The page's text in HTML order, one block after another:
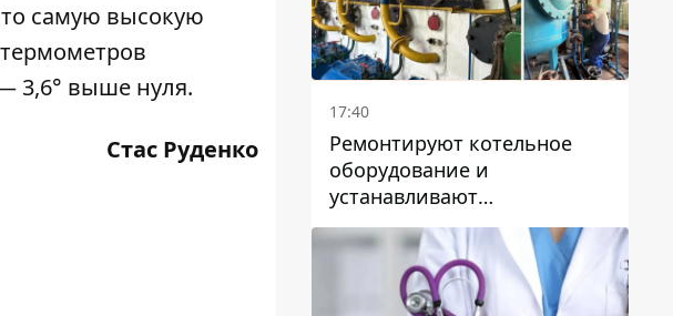
самую высокую
3,6° выше нуля.
Стас Руденко
17:40
Ремонтируют котельное
оборудование и
устанавливают
генераторные установки:
как в Днепре готовятся к
отопительному сезону